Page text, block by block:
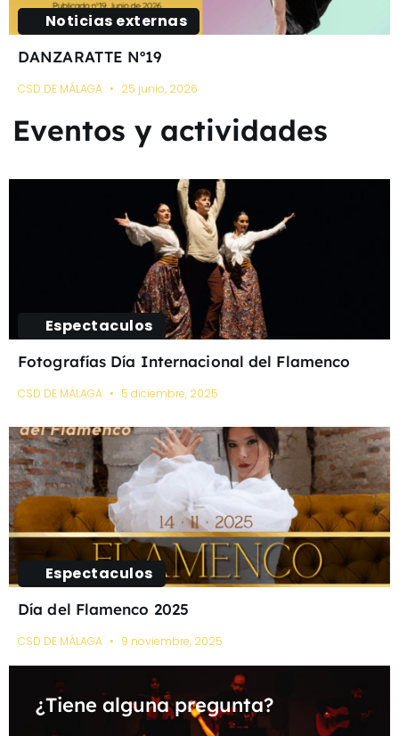
Noticias externas
DANZARATTE Nº19
CSD DE MÁLAGA 25 junio, 2026
Eventos y actividades
Espectaculos
Fotografías Día Internacional del Flamenco
CSD DE MÁLAGA 5 diciembre, 2025
Espectaculos
Día del Flamenco 2025
CSD DE MÁLAGA 9 noviembre, 2025
¿Tiene alguna pregunta?